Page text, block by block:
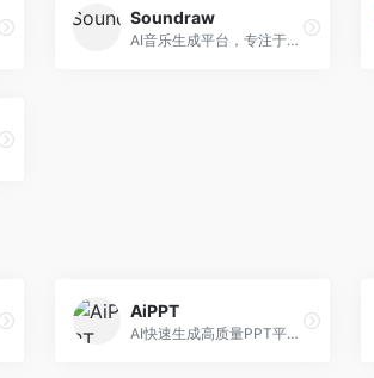
Soundraw
AI音乐生成平台，专注于免版税音乐创作。面向视频创作者和内容制作者，提供背景音乐生成、音乐定制等服务，音乐版权清晰，适合视频配乐场景。
AiPPT
AI快速生成高质量PPT平台，支持主题定制。面向职场人士和学生，提供一键生成、模板选择、内容优化等服务，PPT制作速度快，设计质量高。